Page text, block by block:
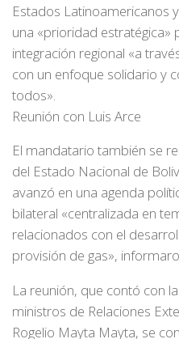
Estados Latinoamericanos
una «prioridad estratégica»
integración regional «a
con un enfoque solidario y
todos».
Reunión con Luis Arce
El mandatario también se
del Estado Nacional de
avanzó en una agenda
bilateral «centralizada en
relacionados con el
provisión de gas»,
La reunión, que contó con
ministros de Relaciones
Rogelio Mayta Mayta, se